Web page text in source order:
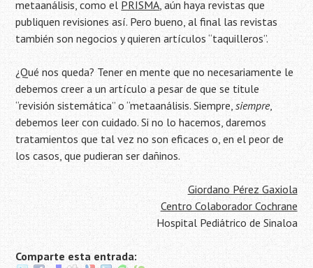
metaanálisis, como el PRISMA, aún haya revistas que
publiquen revisiones así. Pero bueno, al final las revistas
también son negocios y quieren artículos “taquilleros”.
¿Qué nos queda? Tener en mente que no necesariamente le
debemos creer a un artículo a pesar de que se titule
“revisión sistemática” o “metaanálisis. Siempre,siempre,
debemos leer con cuidado. Si no lo hacemos, daremos
tratamientos que tal vez no son eficaces o, en el peor de
los casos, que pudieran ser dañinos.
Giordano Pérez Gaxiola
Centro Colaborador Cochrane
Hospital Pediátrico de Sinaloa
Comparte esta entrada: